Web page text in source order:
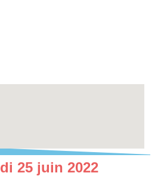
25 juin 2022